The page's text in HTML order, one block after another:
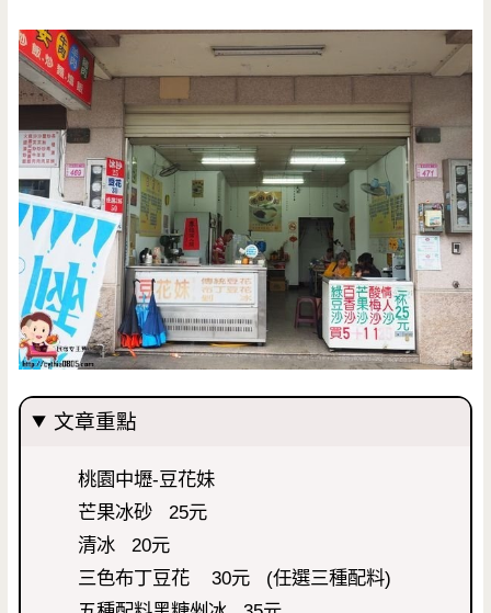
文章重點
桃園中壢-豆花妹
芒果冰砂 25元
清冰 20元
三色布丁豆花 30元 (任選三種配料)